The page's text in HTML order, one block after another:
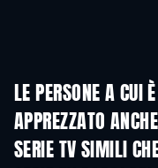
LE PERSONE A CUI
APPREZZATO ANCHE
TV
SERIE TV SIMILI